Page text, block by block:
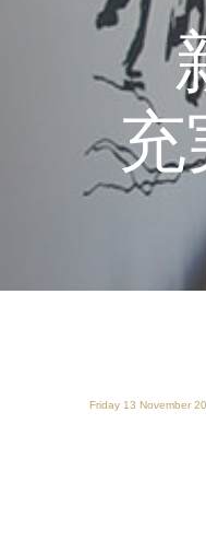
充
Friday 13 November